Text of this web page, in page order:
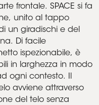
SPACE si fa
unito al tappo
un giradischi e del
ispezionabile, è
in larghezza in modo
ogni contesto. Il
avviene attraverso
del telo senza